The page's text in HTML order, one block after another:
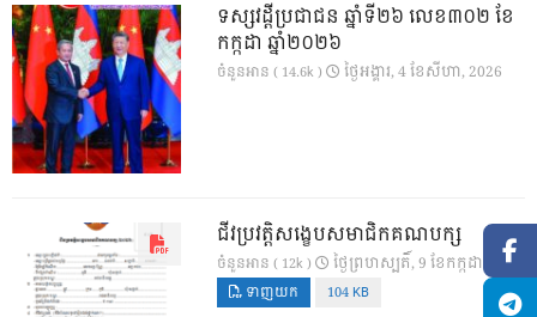
ទស្សវដ្តីប្រជាជន ឆ្នាំទី២៦ លេខ៣០២ ខែ
កក្កដា ឆ្នាំ២០២៦
ចំនួនអាន ( 14.6k ) ថ្ងៃ​អង្គារ, 4 ខែ​សីហា, 2026
ជីវប្រវត្តិសង្ខេបសមាជិកគណបក្ស
ចំនួនអាន ( 12k ) ថ្ងៃ​ព្រហស្បតិ៍, 9 ខែ​កក្កដា, 2026
ទាញយក 104 KB